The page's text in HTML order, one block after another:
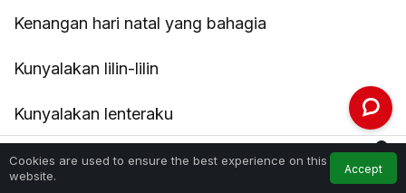
Kenangan hari natal yang bahagia
Kunyalakan lilin-lilin
Kunyalakan lenteraku
Kenangan Natal di dusun yang kecil
Cookies are used to ensure the best experience on this
website.
Accept
Home Notifications